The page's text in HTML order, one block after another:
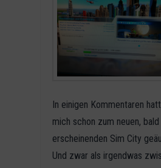
In einigen Kommentaren
mich schon zum neuen, bald
erscheinenden Sim City
Und zwar als irgendwas